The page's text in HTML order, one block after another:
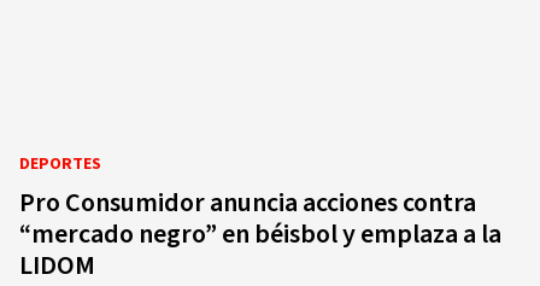
DEPORTES
Pro Consumidor anuncia acciones contra
“mercado negro” en béisbol y emplaza a la
LIDOM